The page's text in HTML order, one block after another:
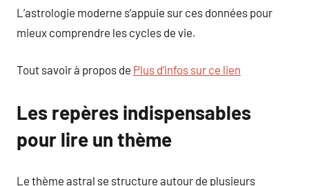
L’astrologie moderne s’appuie sur ces données pour
mieux comprendre les cycles de vie.
Tout savoir à propos de Plus d’infos sur ce lien
Les repères indispensables
pour lire un thème
Le thème astral se structure autour de plusieurs